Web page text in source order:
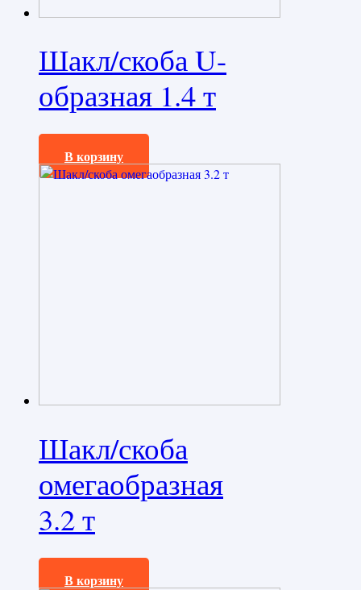
Шакл/скоба U-
образная 1.4 т
270,0₽
В корзину
Шакл/скоба
омегаобразная
3.2 т
480,0₽
В корзину